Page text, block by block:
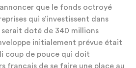
que le fonds octroyé
qui s’investissent dans
serait doté de 340 millions
initialement prévue était
coup de pouce qui doit
français de se faire une place au